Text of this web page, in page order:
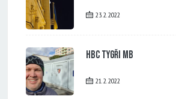
23. 2. 2022
HBC Tygři MB
21. 2. 2022